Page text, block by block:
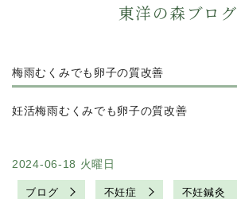
東洋の森ブログ
梅雨むくみでも卵子の質改善
妊活梅雨むくみでも卵子の質改善
2024-06-18 火曜日
ブログ 不妊症 不妊鍼灸